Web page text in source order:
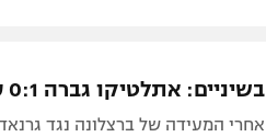
בשיניים: אתלטיקו גברה 0:1 על אלצ'ה וברחה זמנית בפסגה
אחרי המעידה של ברצלונה נגד